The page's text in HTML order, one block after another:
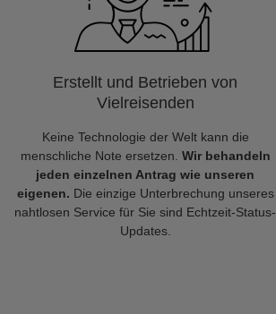
Erstellt und Betrieben von
Vielreisenden
Keine Technologie der Welt kann die
menschliche Note ersetzen. Wir behandeln
jeden einzelnen Antrag wie unseren
eigenen. Die einzige Unterbrechung unseres
nahtlosen Service für Sie sind Echtzeit-Status-
Updates.